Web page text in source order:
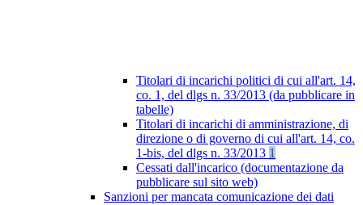
Titolari di incarichi politici di cui all'art. 14,
co. 1, del dlgs n. 33/2013 (da pubblicare in
tabelle)
Titolari di incarichi di amministrazione, di
direzione o di governo di cui all'art. 14, co.
1-bis, del dlgs n. 33/2013 1
Cessati dall'incarico (documentazione da
pubblicare sul sito web)
Sanzioni per mancata comunicazione dei dati